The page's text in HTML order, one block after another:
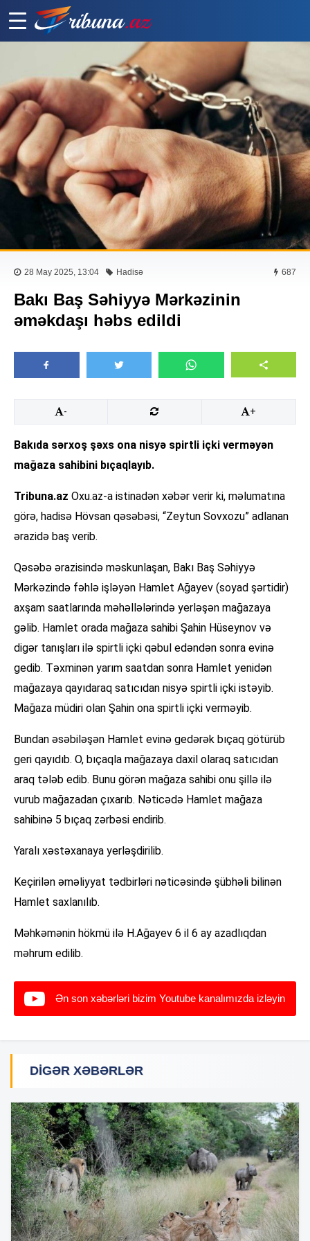
28 May 2025, 13:04 Hadisə 687
Bakı Baş Səhiyyə Mərkəzinin
əməkdaşı həbs edildi
- +
Bakıda sərxoş şəxs ona nisyə spirtli içki verməyən
mağaza sahibini bıçaqlayıb.
Tribuna.az Oxu.az-a istinadən xəbər verir ki, məlumatına
görə, hadisə Hövsan qəsəbəsi, “Zeytun Sovxozu” adlanan
ərazidə baş verib.
Qəsəbə ərazisində məskunlaşan, Bakı Baş Səhiyyə
Mərkəzində fəhlə işləyən Hamlet Ağayev (soyad şərtidir)
axşam saatlarında məhəllələrində yerləşən mağazaya
gəlib. Hamlet orada mağaza sahibi Şahin Hüseynov və
digər tanışları ilə spirtli içki qəbul edəndən sonra evinə
gedib. Təxminən yarım saatdan sonra Hamlet yenidən
mağazaya qayıdaraq satıcıdan nisyə spirtli içki istəyib.
Mağaza müdiri olan Şahin ona spirtli içki verməyib.
Bundan əsəbiləşən Hamlet evinə gedərək bıçaq götürüb
geri qayıdıb. O, bıçaqla mağazaya daxil olaraq satıcıdan
araq tələb edib. Bunu görən mağaza sahibi onu şillə ilə
vurub mağazadan çıxarıb. Nəticədə Hamlet mağaza
sahibinə 5 bıçaq zərbəsi endirib.
Yaralı xəstəxanaya yerləşdirilib.
Keçirilən əməliyyat tədbirləri nəticəsində şübhəli bilinən
Hamlet saxlanılıb.
Məhkəmənin hökmü ilə H.Ağayev 6 il 6 ay azadlıqdan
məhrum edilib.
Ən son xəbərləri bizim Youtube kanalımızda izləyin
DIGƏR XƏBƏRLƏR